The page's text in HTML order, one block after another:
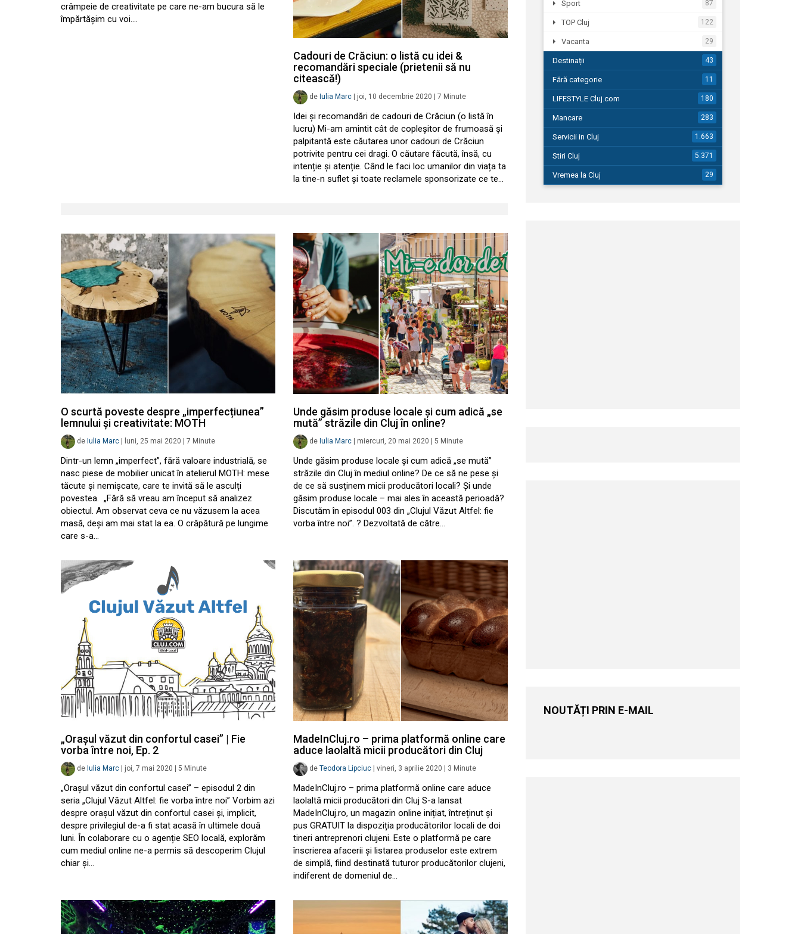
crâmpeie de creativitate pe care ne-am bucura să le
împărtășim cu voi.…
Cadouri de Crăciun: o listă cu idei &
recomandări speciale (prietenii să nu
citească!)
de Iulia Marc joi, 10 decembrie 2020 7 Minute
Idei și recomandări de cadouri de Crăciun (o listă în
lucru) Mi-am amintit cât de copleșitor de frumoasă și
palpitantă este căutarea unor cadouri de Crăciun
potrivite pentru cei dragi. O căutare făcută, însă, cu
intenție și atenție. Când le faci loc umanilor din viața ta
la tine-n suflet și toate reclamele sponsorizate ce te…
O scurtă poveste despre „imperfecțiunea”
lemnului și creativitate: MOTH
de Iulia Marc luni, 25 mai 2020 7 Minute
Dintr-un lemn „imperfect”, fără valoare industrială, se
nasc piese de mobilier unicat în atelierul MOTH: mese
tăcute și nemișcate, care te invită să le asculți
povestea. „Fără să vreau am început să analizez
obiectul. Am observat ceva ce nu văzusem la acea
masă, deși am mai stat la ea. O crăpătură pe lungime
care s-a…
Unde găsim produse locale și cum adică „se
mută” străzile din Cluj în online?
de Iulia Marc miercuri, 20 mai 2020 5 Minute
Unde găsim produse locale și cum adică „se mută”
străzile din Cluj în mediul online? De ce să ne pese și
de ce să susținem micii producători locali? Și unde
găsim produse locale – mai ales în această perioadă?
Discutăm în episodul 003 din „Clujul Văzut Altfel: fie
vorba între noi”. ? Dezvoltată de către…
„Orașul văzut din confortul casei” | Fie
vorba între noi, Ep. 2
de Iulia Marc joi, 7 mai 2020 5 Minute
„Orașul văzut din confortul casei” – episodul 2 din
seria „Clujul Văzut Altfel: fie vorba între noi” Vorbim azi
despre orașul văzut din confortul casei și, implicit,
despre privilegiul de-a fi stat acasă în ultimele două
luni. În colaborare cu o agenție SEO locală, explorăm
cum mediul online ne-a permis să descoperim Clujul
chiar și…
MadeInCluj.ro – prima platformă online care
aduce laolaltă micii producători din Cluj
de Teodora Lipciuc vineri, 3 aprilie 2020 3 Minute
MadeInCluj.ro – prima platformă online care aduce
laolaltă micii producători din Cluj S-a lansat
MadeInCluj.ro, un magazin online inițiat, întreținut și
pus GRATUIT la dispoziția producătorilor locali de doi
tineri antreprenori clujeni. Este o platformă pe care
înscrierea afacerii și listarea produselor este extrem
de simplă, fiind destinată tuturor producătorilor clujeni,
indiferent de domeniul de…
Sport 87
TOP Cluj 122
Vacanta 29
Destinații 43
Fără categorie 11
LIFESTYLE Cluj.com 180
Mancare 283
Servicii in Cluj 1.663
Stiri Cluj 5.371
Vremea la Cluj 29
NOUTĂȚI PRIN E-MAIL